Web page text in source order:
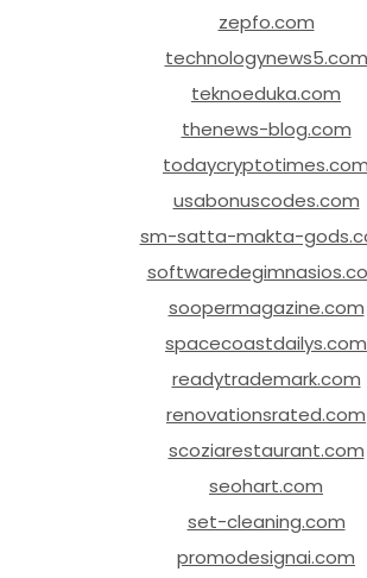
zepfo.com
technologynews5.com
teknoeduka.com
thenews-blog.com
todaycryptotimes.com
usabonuscodes.com
sm-satta-makta-
soopermagazine.com
spacecoastdailys.com
readytrademark.com
renovationsrated.com
scoziarestaurant.com
seohart.com
set-cleaning.com
promodesignai.com